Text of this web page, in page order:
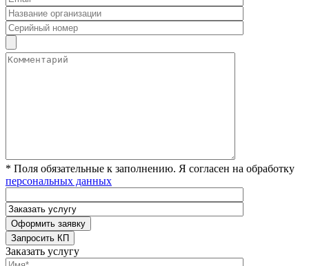
* Поля обязательные к заполнению. Я согласен на обработку
персональных данных
Заказать услугу